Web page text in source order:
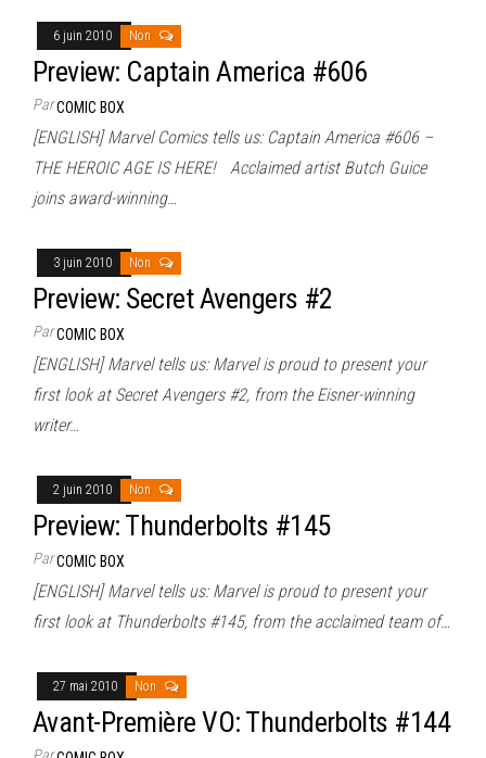
6 juin 2010 Non
Preview: Captain America #606
ParCOMIC BOX
[ENGLISH] Marvel Comics tells us: Captain America #606 –
THE HEROIC AGE IS HERE! Acclaimed artist Butch Guice
joins award-winning…
3 juin 2010 Non
Preview: Secret Avengers #2
ParCOMIC BOX
[ENGLISH] Marvel tells us: Marvel is proud to present your
first look at Secret Avengers #2, from the Eisner-winning
writer…
2 juin 2010 Non
Preview: Thunderbolts #145
ParCOMIC BOX
[ENGLISH] Marvel tells us: Marvel is proud to present your
first look at Thunderbolts #145, from the acclaimed team of…
27 mai 2010 Non
Avant-Première VO: Thunderbolts #144
Par